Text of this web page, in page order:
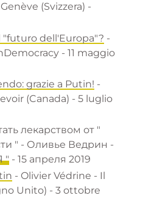
(Svizzera) -
"futuro dell'Europa"? -
- 11 maggio
grazie a Putin! -
(Canada) - 5 luglio
лекарством от "
" - Оливье Ведрин -
" - 15 апреля 2019
- Olivier Védrine - Il
Unito) - 3 ottobre